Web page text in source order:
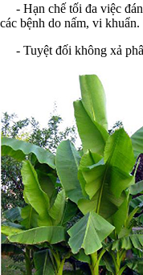
- Hạn chế tối đa việc
các bệnh do nấm, vi khuẩn.
- Tuyệt đối không xả